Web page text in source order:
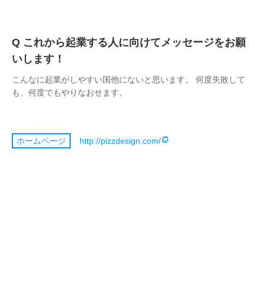
これから起業する人に向けてメッセージをお願
いします！
こんなに起業がしやすい国他にないと思います。 何度失敗して
も、何度でもやりなおせます。
http://pizzdesign.com/